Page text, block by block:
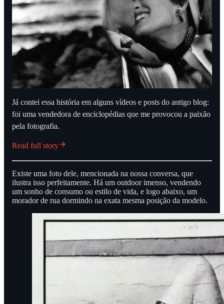
Já contei essa história em alguns vídeos e posts do antigo blog:
foi uma vendedora de enciclopédias que me provocou a paixão
pela fotografia.
Read full story
Existe uma foto dele, mencionada na nossa conversa, que
ilustra isso perfeitamente. Há um outdoor imenso, vendendo
um sonho de consumo ou estilo de vida, e logo abaixo, um
morador de rua dormindo na exata mesma posição da modelo.